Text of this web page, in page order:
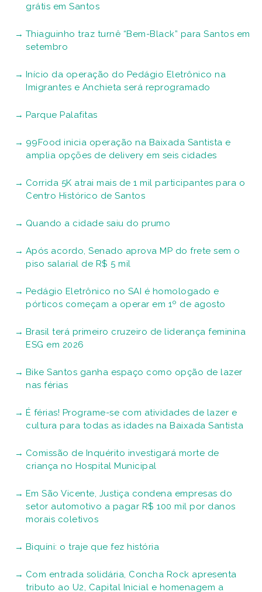
grátis em Santos
Thiaguinho traz turnê “Bem-Black” para Santos em
setembro
Início da operação do Pedágio Eletrônico na
Imigrantes e Anchieta será reprogramado
Parque Palafitas
99Food inicia operação na Baixada Santista e
amplia opções de delivery em seis cidades
Corrida 5K atrai mais de 1 mil participantes para o
Centro Histórico de Santos
Quando a cidade saiu do prumo
Após acordo, Senado aprova MP do frete sem o
piso salarial de R$ 5 mil
Pedágio Eletrônico no SAI é homologado e
pórticos começam a operar em 1º de agosto
Brasil terá primeiro cruzeiro de liderança feminina
ESG em 2026
Bike Santos ganha espaço como opção de lazer
nas férias
É férias! Programe-se com atividades de lazer e
cultura para todas as idades na Baixada Santista
Comissão de Inquérito investigará morte de
criança no Hospital Municipal
Em São Vicente, Justiça condena empresas do
setor automotivo a pagar R$ 100 mil por danos
morais coletivos
Biquíni: o traje que fez história
Com entrada solidária, Concha Rock apresenta
tributo ao U2, Capital Inicial e homenagem a